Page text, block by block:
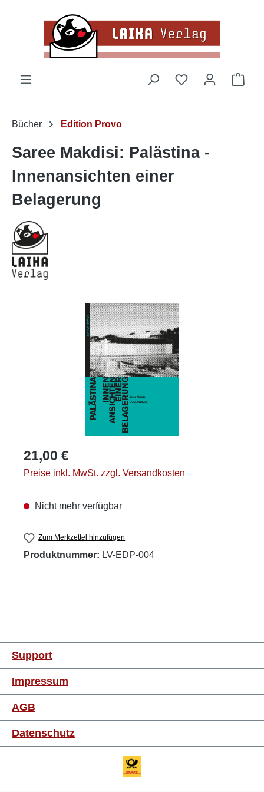
Zum Hauptinhalt springen
Du hast 0
Bücher Edition Provo
Saree Makdisi: Palästina -
Innenansichten einer
Belagerung
Regulärer Preis:
21,00 €
Preise inkl. MwSt. zzgl. Versandkosten
Nicht mehr verfügbar
Zum Merkzettel hinzufügen
Produktnummer: LV-EDP-004
Support
Impressum
AGB
Datenschutz